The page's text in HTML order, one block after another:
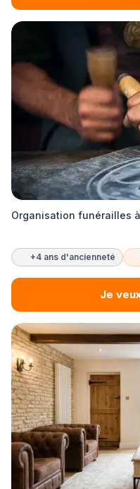
Organisation funérailles
+4 ans d'ancienneté
Je